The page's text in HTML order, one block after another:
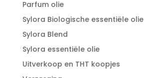
Parfum olie
Sylora Biologische essentiële olie
Sylora Blend
Sylora essentiële olie
Uitverkoop en THT koopjes